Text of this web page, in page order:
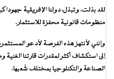
لقد بذلت، وتبذل، دولنا الإفريقية
منظومات قانونية محفزة للاستثمار.
وإنني لأنتهز هذه الفرصة لأدعو
إلى استكشاف أكثر لمقدرات قارتنا الغنية
الصناعة والتكنلوجيا بمختلف شُعبها.